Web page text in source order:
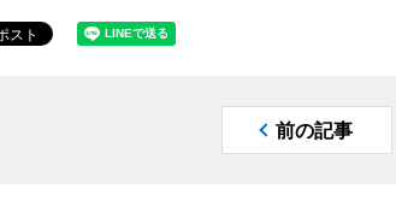
前の記事